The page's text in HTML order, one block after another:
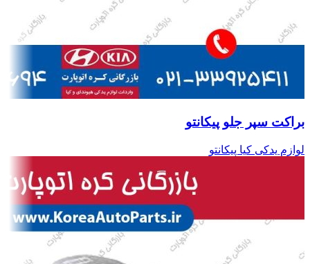
براکت سپر جلو پیکانتو
لوازم یدکی کیا پیکانتو